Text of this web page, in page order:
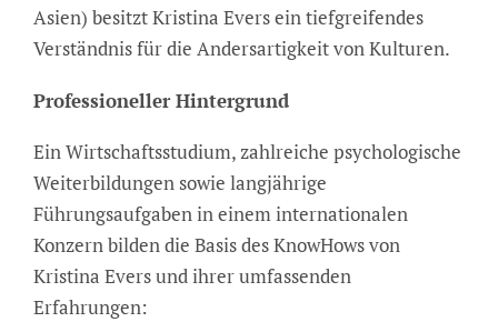
Asien) besitzt Kristina Evers ein tiefgreifendes
Verständnis für die Andersartigkeit von Kulturen.
Professioneller Hintergrund
Ein Wirtschaftsstudium, zahlreiche psychologische
Weiterbildungen sowie langjährige
Führungsaufgaben in einem internationalen
Konzern bilden die Basis des KnowHows von
Kristina Evers und ihrer umfassenden
Erfahrungen: